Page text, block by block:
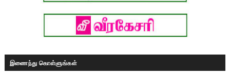
இணைந்து கொள்ளுங்கள்